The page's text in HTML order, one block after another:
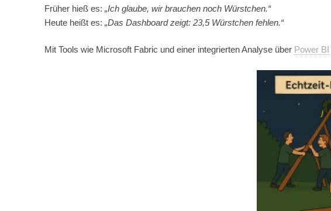
Früher hieß es: „Ich glaube, wir brauchen noch Würstchen.“
Heute heißt es: „Das Dashboard zeigt: 23,5 Würstchen fehlen.“
Mit Tools wie Microsoft Fabric und einer integrierten Analyse über Power BI